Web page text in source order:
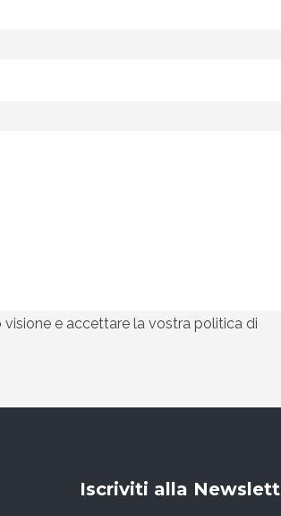
visione e accettare la vostra politica di
Iscriviti alla